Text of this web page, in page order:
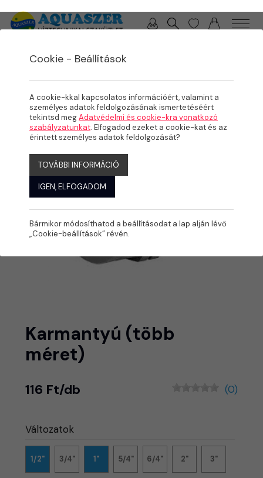
Karmantyú (több
méret)
116 Ft/db (0)
Változatok
1/2" 3/4" 1" 5/4" 6/4" 2" 3"
Cookie - Beállítások
A cookie-kkal kapcsolatos információért, valamint a
személyes adatok feldolgozásának ismertetéséért
tekintsd megAdatvédelmi és cookie-kra vonatkozó
szabályzatunkat. Elfogadod ezeket a cookie-kat és az
érintett személyes adatok feldolgozását?
TOVÁBBI INFORMÁCIÓ
IGEN, ELFOGADOM
Bármikor módosíthatod a beállításodat a lap alján lévő
„Cookie-beállítások” révén.